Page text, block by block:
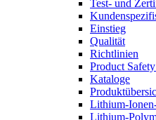
Test- und
Einstieg
Qualität
Richtlinien
Product
Kataloge
Lithium-
Lithium-